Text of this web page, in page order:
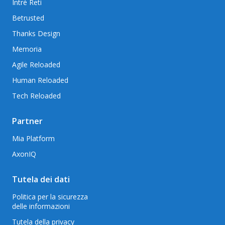
Intré Reti
Betrusted
Thanks Design
Memoria
Agile Reloaded
Human Reloaded
Tech Reloaded
Partner
Mia Platform
AxonIQ
Tutela dei dati
Politica per la sicurezza
delle informazioni
Tutela della privacy